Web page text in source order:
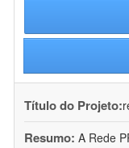
Título do Projeto:
Resumo: A Rede